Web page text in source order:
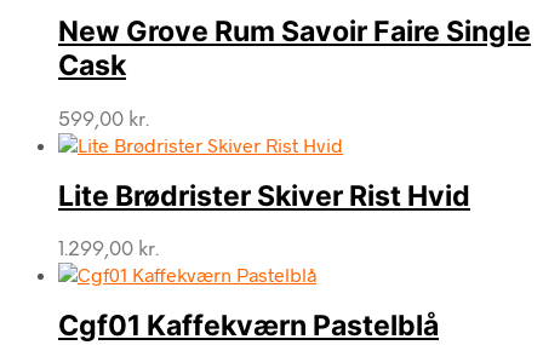
New Grove Rum Savoir Faire Single
Cask
599,00 kr.
Lite Brødrister Skiver Rist Hvid
1.299,00 kr.
Cgf01 Kaffekværn Pastelblå